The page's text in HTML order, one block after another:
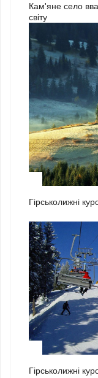
Кам'яне село
світу
Гірськолижні
Гірськолижні